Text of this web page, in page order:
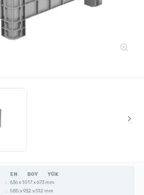
EN BOY
YÜK
: 636 x 1017 x 673 mm
: 585 x 932 x 512 mm